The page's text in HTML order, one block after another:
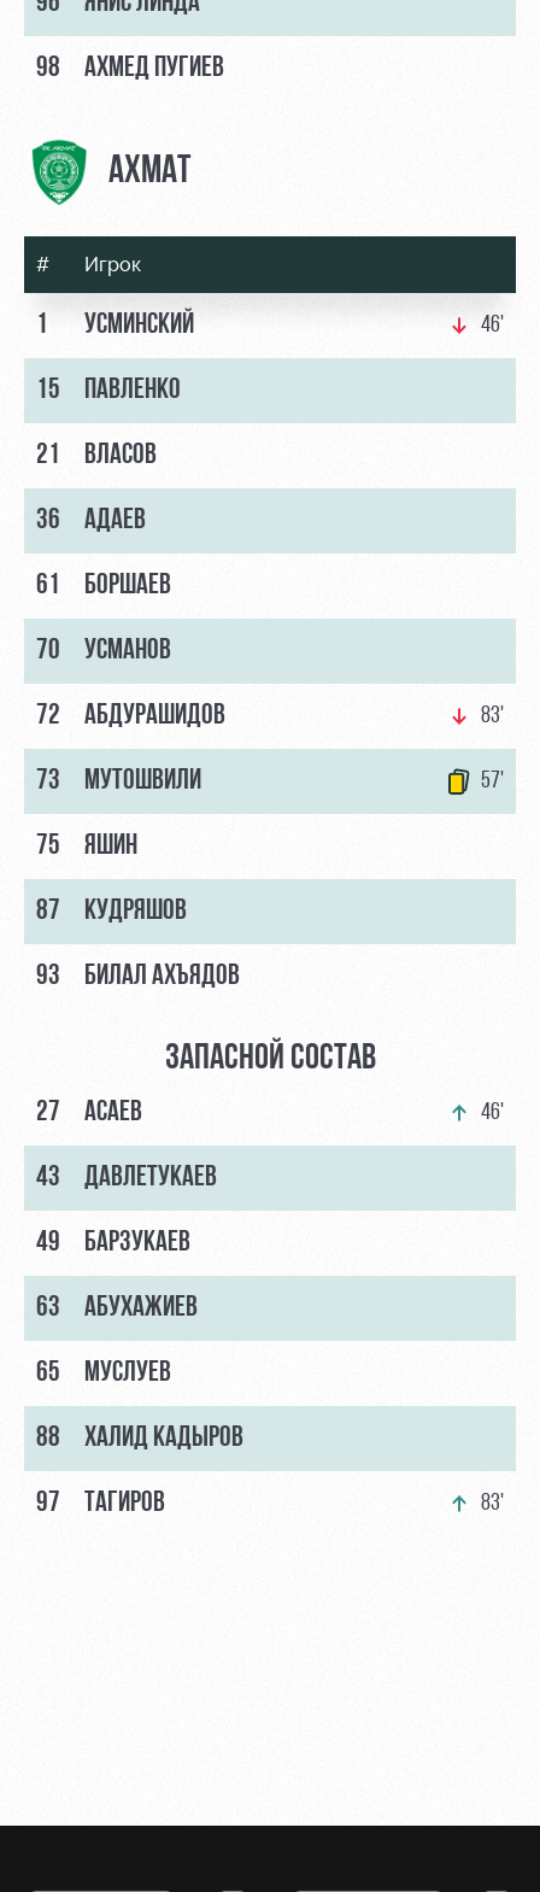
98 АХМЕД ПУГИЕВ
АХМАТ
# Игрок
1 УСМИНСКИЙ 46'
15 ПАВЛЕНКО
21 ВЛАСОВ
36 АДАЕВ
61 БОРШАЕВ
70 УСМАНОВ
72 АБДУРАШИДОВ 83'
73 МУТОШВИЛИ 57'
75 ЯШИН
87 КУДРЯШОВ
93 БИЛАЛ АХЪЯДОВ
ЗАПАСНОЙ СОСТАВ
27 АСАЕВ 46'
43 ДАВЛЕТУКАЕВ
49 БАРЗУКАЕВ
63 АБУХАЖИЕВ
65 МУСЛУЕВ
88 ХАЛИД КАДЫРОВ
97 ТАГИРОВ 83'